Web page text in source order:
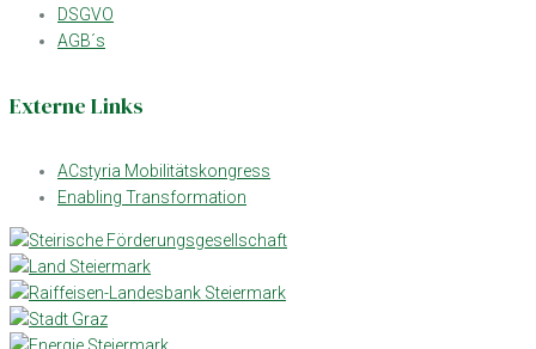
DSGVO
AGB´s
Externe Links
ACstyria Mobilitätskongress
Enabling Transformation